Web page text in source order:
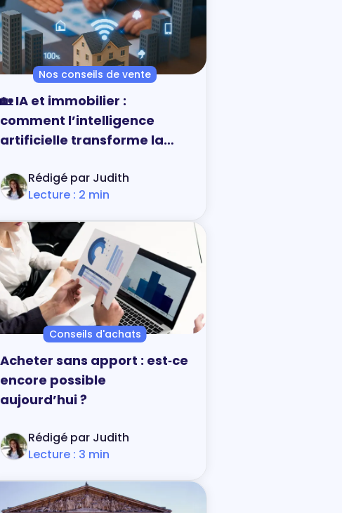
Nos conseils de vente
🏡 IA et immobilier :
comment l’intelligence
artificielle transforme la
Rédigé par Judith
Lecture : 2 min
Conseils d'achats
Acheter sans apport : est‑ce
encore possible
aujourd’hui ?
Rédigé par Judith
Lecture : 3 min